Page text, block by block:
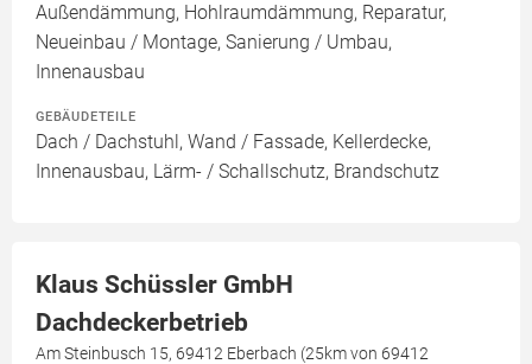
Außendämmung, Hohlraumdämmung, Reparatur,
Neueinbau / Montage, Sanierung / Umbau,
Innenausbau
GEBÄUDETEILE
Dach / Dachstuhl, Wand / Fassade, Kellerdecke,
Innenausbau, Lärm- / Schallschutz, Brandschutz
Klaus Schüssler GmbH
Dachdeckerbetrieb
Am Steinbusch 15, 69412 Eberbach (25km von 69412